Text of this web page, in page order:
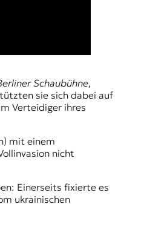
Schaubühne,
sie sich dabei auf
Verteidiger ihres
mit einem
nicht
Einerseits fixierte es
ukrainischen